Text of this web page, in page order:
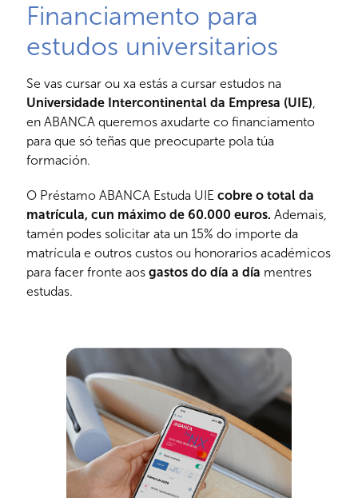
Financiamento para
estudos universitarios
Se vas cursar ou xa estás a cursar estudos na
Universidade Intercontinental da Empresa (UIE),
en ABANCA queremos axudarte co financiamento
para que só teñas que preocuparte pola túa
formación.
O Préstamo ABANCA Estuda UIE cobre o total da
matrícula, cun máximo de 60.000 euros. Ademais,
tamén podes solicitar ata un 15% do importe da
matrícula e outros custos ou honorarios académicos
para facer fronte aos gastos do día a día mentres
estudas.